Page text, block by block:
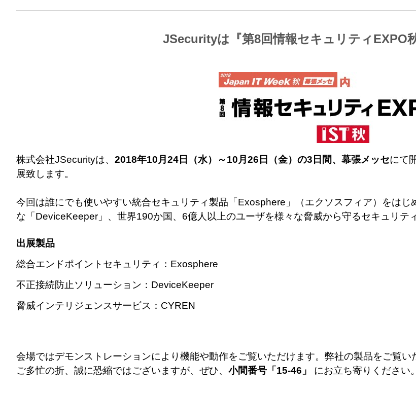
JSecurityは『第8回情報セキュリティEXPO
株式会社JSecurityは、 2018年10月24日（水）～10月26日（金）の3日間、幕張メッセにて
展致します。
今回は誰にでも使いやすい統合セキュリティ製品「Exosphere」（エクソスフィア）をは
な「DeviceKeeper」、世界190か国、6億人以上のユーザを様々な脅威から守るセキュリテ
出展製品
総合エンドポイントセキュリティ：Exosphere
不正接続防止ソリューション：DeviceKeeper
脅威インテリジェンスサービス：CYREN
会場ではデモンストレーションにより機能や動作をご覧いただけます。弊社の製品をご覧い
ご多忙の折、誠に恐縮ではございますが、ぜひ、 小間番号 「 15-46 」 にお立ち寄りください。